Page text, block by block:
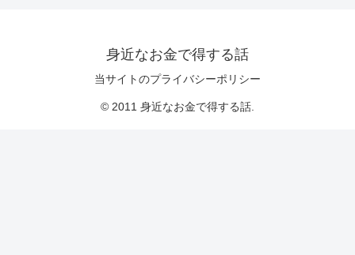
身近なお金で得する話
当サイトのプライバシーポリシー
© 2011 身近なお金で得する話.